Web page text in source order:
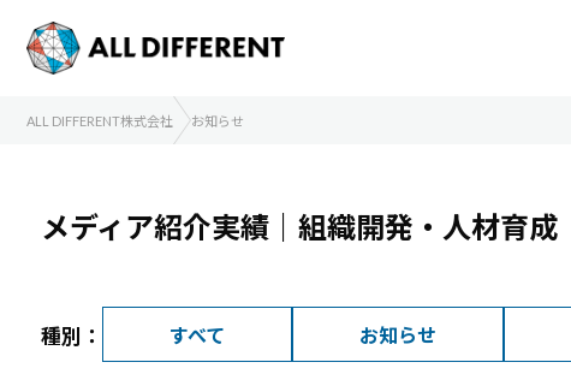
ALL DIFFERENT株式会社 お知らせ
メディア紹介実績｜組織開発・人材育成
種別： すべて お知らせ